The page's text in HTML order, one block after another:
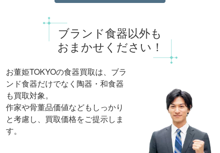
ブランド食器以外も
おまかせください！
お董姫TOKYOの食器買取は、 ブラ
ンド食器だけでなく陶器・和食器
も買取対象。
作家や骨董品価値などもしっかり
と考慮し、買取価格をご提示しま
す。